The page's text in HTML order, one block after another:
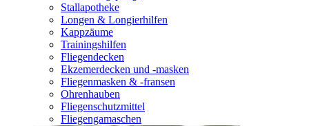
Stallapotheke
Longen & Longierhilfen
Kappzäume
Trainingshilfen
Fliegendecken
Ekzemerdecken und -masken
Fliegenmasken & -fransen
Ohrenhauben
Fliegenschutzmittel
Fliegengamaschen